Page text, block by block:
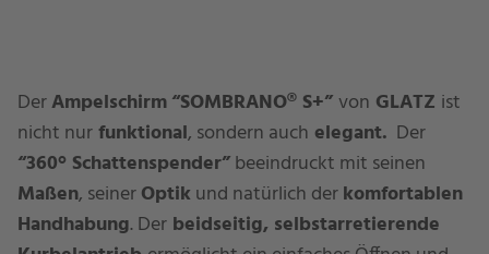
DerAmpelschirm“SOMBRANO® S+”von GLATZ ist
nicht nurfunktional, sondern auch elegant. Der
“360° Schattenspender”beeindruckt mit seinen
Maßen, seinerOptik und natürlich derkomfortablen
Handhabung. Der beidseitig, selbstarretierende